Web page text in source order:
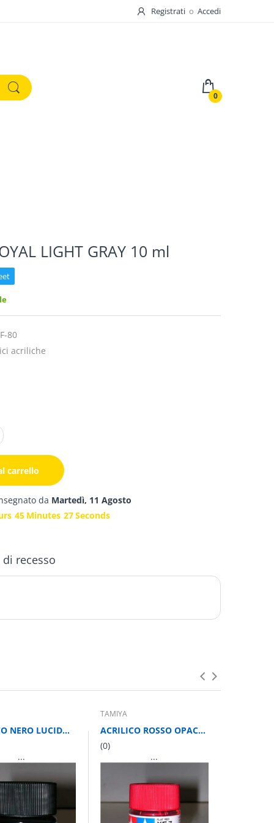
Registrati o Accedi
0
LIGHT GRAY 10 ml
80
acriliche
carrello
da Martedì, 11 Agosto
45 Minutes 26Seconds
recesso
ACRILICO NERO LUCIDO 10 ml
...
TAMIYA
ACRILICO ROSSO OPACO 10 ml
(0)
...